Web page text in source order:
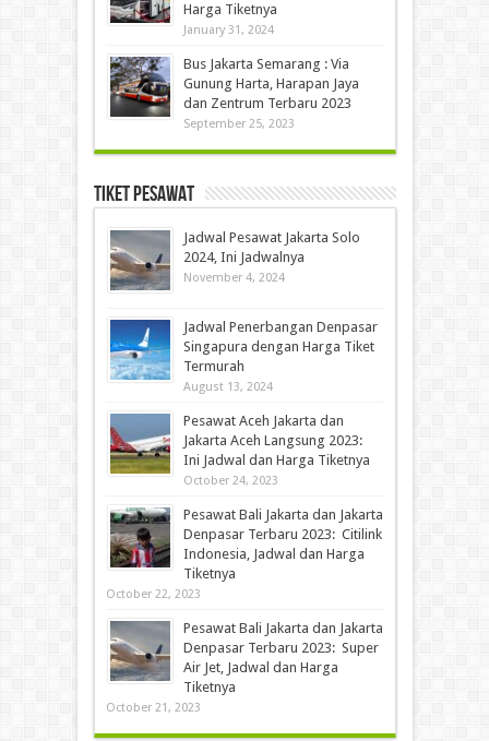
Harga Tiketnya
January 31, 2024
Bus Jakarta Semarang : Via
Gunung Harta, Harapan Jaya
dan Zentrum Terbaru 2023
September 25, 2023
Tiket Pesawat
Jadwal Pesawat Jakarta Solo
2024, Ini Jadwalnya
November 4, 2024
Jadwal Penerbangan Denpasar
Singapura dengan Harga Tiket
Termurah
August 13, 2024
Pesawat Aceh Jakarta dan
Jakarta Aceh Langsung 2023:
Ini Jadwal dan Harga Tiketnya
October 24, 2023
Pesawat Bali Jakarta dan Jakarta
Denpasar Terbaru 2023: Citilink
Indonesia, Jadwal dan Harga
Tiketnya
October 22, 2023
Pesawat Bali Jakarta dan Jakarta
Denpasar Terbaru 2023: Super
Air Jet, Jadwal dan Harga
Tiketnya
October 21, 2023